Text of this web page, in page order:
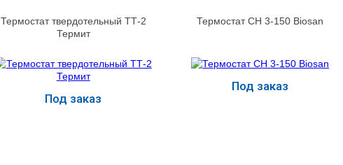
Термостат твердотельный ТТ-2
Термит
Под заказ
Термостат CH 3-150 Biosan
Под заказ